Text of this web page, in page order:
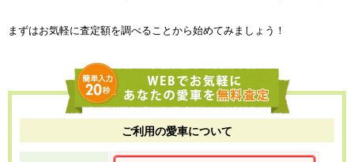
まずはお気軽に査定額を調べることから始めてみましょう！
ご利用の愛車について